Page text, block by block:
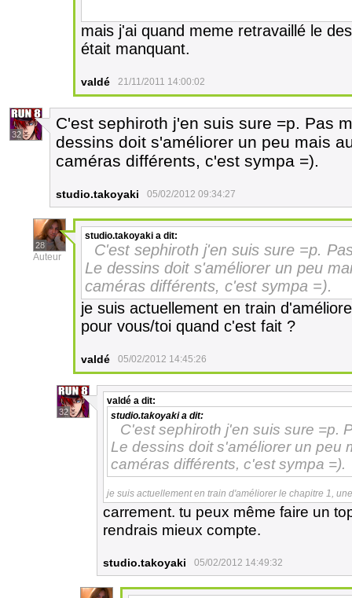
mais j'ai quand meme retravaillé le
était manquant.
valdé 21/11/2011 14:00:02
32
C'est sephiroth j'en suis sure =p. Pas
dessins doit s'améliorer un peu mais
caméras différents, c'est sympa =).
studio.takoyaki 05/02/2012 09:34:27
28
Auteur
studio.takoyaki a dit:
C'est sephiroth j'en suis sure =p.
Le dessins doit s'améliorer un peu
caméras différents, c'est sympa =).
je suis actuellement en train
pour vous/toi quand c'est fait ?
valdé 05/02/2012 14:45:26
32
valdé a dit:
studio.takoyakia dit:
C'est sephiroth j'en suis sure =p.
Le dessins doit s'améliorer un peu
caméras différents, c'est sympa =).
je suis actuellement en train d'améliorer le chapitre 1,
carrement. tu peux même faire un
rendrais mieux compte.
studio.takoyaki 05/02/2012 14:49:32